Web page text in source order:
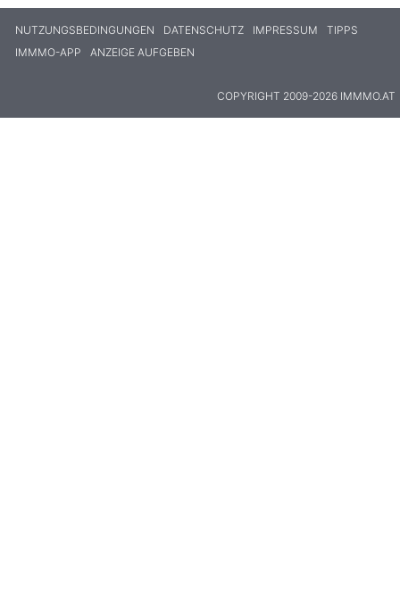
NUTZUNGSBEDINGUNGEN DATENSCHUTZ IMPRESSUM
TIPPS
IMMMO-APP
ANZEIGE AUFGEBEN
COPYRIGHT 2009-2026 IMMMO.AT